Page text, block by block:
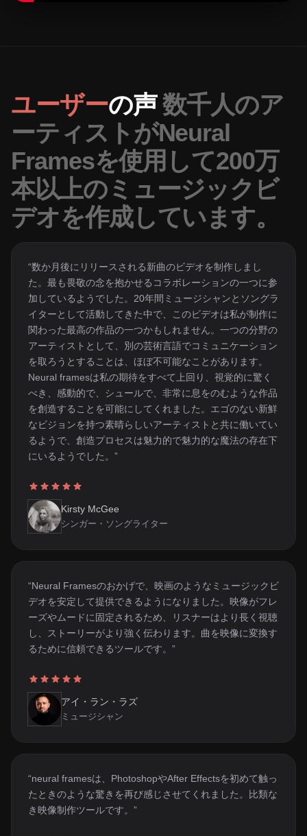
ユーザーの声 数千人のア
ーティストがNeural
Framesを使用して200万
本以上のミュージックビ
デオを作成しています。
“数か月後にリリースされる新曲のビデオを制作しまし
た。最も畏敬の念を抱かせるコラボレーションの一つに参
加しているようでした。20年間ミュージシャンとソングラ
イターとして活動してきた中で、このビデオは私が制作に
関わった最高の作品の一つかもしれません。一つの分野の
アーティストとして、別の芸術言語でコミュニケーション
を取ろうとすることは、ほぼ不可能なことがあります。
Neural framesは私の期待をすべて上回り、視覚的に驚く
べき、感動的で、シュールで、非常に息をのむような作品
を創造することを可能にしてくれました。エゴのない新鮮
なビジョンを持つ素晴らしいアーティストと共に働いてい
るようで、創造プロセスは魅力的で魅力的な魔法の存在下
にいるようでした。”
Kirsty McGee
シンガー・ソングライター
“Neural Framesのおかげで、映画のようなミュージックビ
デオを安定して提供できるようになりました。映像がフレ
ーズやムードに固定されるため、リスナーはより長く視聴
し、ストーリーがより強く伝わります。曲を映像に変換す
るために信頼できるツールです。”
アイ・ラン・ラズ
ミュージシャン
“neural framesは、PhotoshopやAfter Effectsを初めて触っ
たときのような驚きを再び感じさせてくれました。比類な
き映像制作ツールです。”